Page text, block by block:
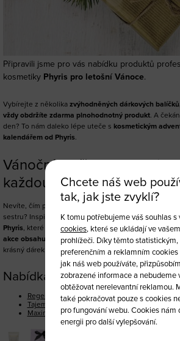
Připravili jsme pro vás nabídku produktů
kosmetikyPhyris pro letošní Vánoce.
Vybírejte z několika zvýhodněných dárkových
vždy obdržíte zdarma plnohodnotný produkt. A
den? To nám daleko lépe uteče s kosmetickým
kalendářem od Phyris.
Vánoční balíček od Phyris
každou ženu
Nevíte, čím potěšit svoji drahou polovičku, maminku,
sestru? Inspirujte sevánočními balíčky od známé
Phyris, které jsou plné nejen luxusní kosmetiky, alev
akce obsahují také kosmetiku zdarma. Za výhodou
krásný dárek a obdarovaná dokonale vyváženou péči
Nabídka je pestrá
Regenerační balíček – Kapka mládí
Tajemství mé krásy – Triple A
Maximální hydratace kyselinou hyaluronovou
Chcete náš web
tak, jak jste zvyklí?
K tomu potřebujeme váš souhlas s
cookies, které se ukládají ve vašem
prohlížeči. Díky těmto statistickým,
preferenčním a reklamním
jak náš web používáte,
zobrazené informace a nebudeme
obtěžovat nerelevantní reklamou.
také pokračovat pouze s cookies
pro fungování webu. Cookies nám
energii pro další vylepšování.